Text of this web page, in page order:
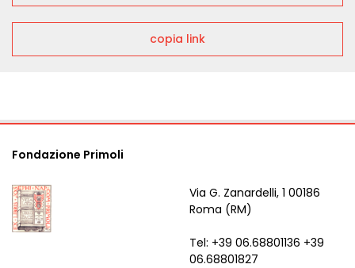
copia link
Fondazione Primoli
Via G. Zanardelli, 1 00186
Roma (RM)
Tel: +39 06.68801136 +39
06.68801827